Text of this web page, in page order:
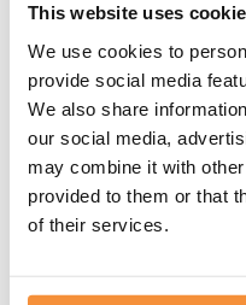
This website uses
We use cookies to
provide social media
We also share
our social media,
may combine it with
provided to them or that
of their services.
Postbus 1, 3880 AA